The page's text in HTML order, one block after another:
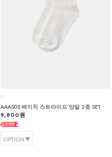
AAAS05.베이직 스트라이프 양말 2종 SET
9,800원
OPTION